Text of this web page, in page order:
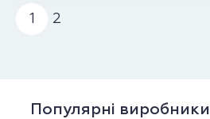
1 2
Популярні виробники